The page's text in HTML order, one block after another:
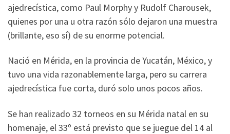
ajedrecística, como Paul Morphy y Rudolf Charousek,
quienes por una u otra razón sólo dejaron una muestra
(brillante, eso sí) de su enorme potencial.
Nació en Mérida, en la provincia de Yucatán, México, y
tuvo una vida razonablemente larga, pero su carrera
ajedrecística fue corta, duró solo unos pocos años.
Se han realizado 32 torneos en su Mérida natal en su
homenaje, el 33º está previsto que se juegue del 14 al